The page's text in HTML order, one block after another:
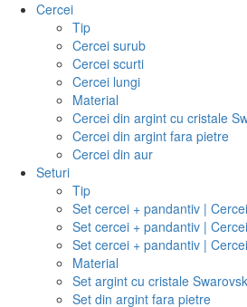
Cercei
Tip
Cercei surub
Cercei scurti
Cercei lungi
Material
Cercei din argint cu cristale
Cercei din argint fara pietre
Cercei din aur
Seturi
Tip
Set cercei + pandantiv |
Set cercei + pandantiv |
Set cercei + pandantiv |
Material
Set argint cu cristale
Set din argint fara pietre